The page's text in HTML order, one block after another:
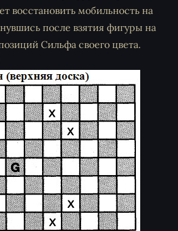
восстановить мобильность на
после взятия фигуры на
Сильфа своего цвета.